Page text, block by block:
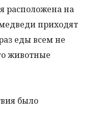
расположена на
приходят
еды всем не
животные
было